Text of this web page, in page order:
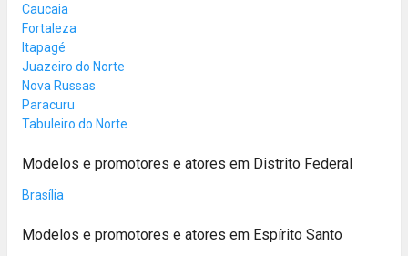
Caucaia
Fortaleza
Itapagé
Juazeiro do Norte
Nova Russas
Paracuru
Tabuleiro do Norte
Modelos e promotores e atores em Distrito Federal
Brasília
Modelos e promotores e atores em Espírito Santo